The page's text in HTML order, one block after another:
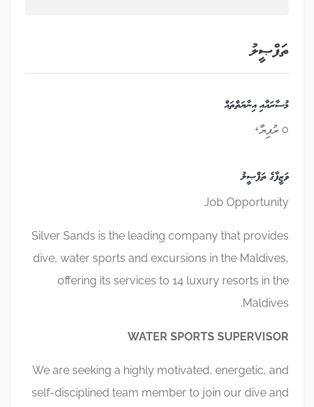
ތަފްޞީލު
މުސާރައާއި އިނާޔަތްތައް
0 ރުފިޔާ+
ވަޒީފާގެ ތަފްޞީލު
Job Opportunity
Silver Sands is the leading company that provides
dive, water sports and excursions in the Maldives,
offering its services to 14 luxury resorts in the
Maldives.
WATER SPORTS SUPERVISOR
We are seeking a highly motivated, energetic, and
self-disciplined team member to join our dive and